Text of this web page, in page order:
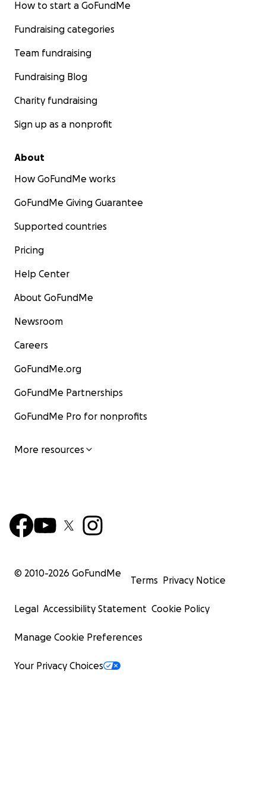
là.
Au plaisir de refaire de la musique avec ou pour vous
bientôt !
Merci !
Mark
How to start a GoFundMe
Fundraising categories
Team fundraising
Fundraising Blog
Charity fundraising
Sign up as a nonprofit
About
How GoFundMe works
GoFundMe Giving Guarantee
Supported countries
Pricing
Help Center
About GoFundMe
Newsroom
Careers
GoFundMe.org
GoFundMe Partnerships
GoFundMe Pro for nonprofits
More resources
© 2010-2026 GoFundMe
Terms Privacy Notice
Legal Accessibility Statement Cookie Policy
Manage Cookie Preferences
Your Privacy Choices